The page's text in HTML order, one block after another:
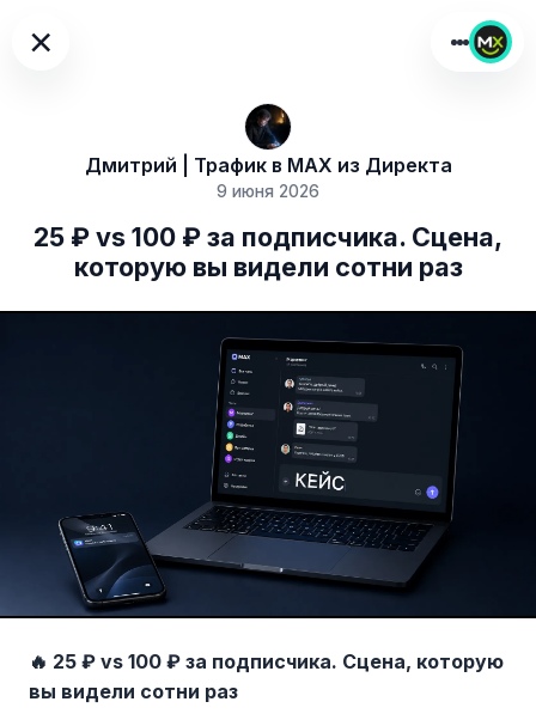
×
Дмитрий | Трафик в MAX из Директа
9 июня 2026
25 ₽ vs 100 ₽ за подписчика. Сцена,
которую вы видели сотни раз
🔥 25 ₽ vs 100 ₽ за подписчика. Сцена, которую
вы видели сотни раз